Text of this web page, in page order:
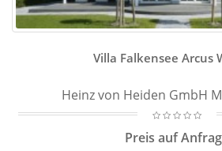
Villa Falkensee Arcus
Heinz von Heiden GmbH
Preis auf